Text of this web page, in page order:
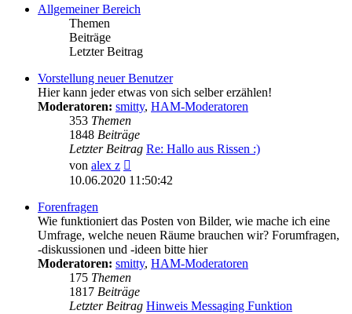
Allgemeiner Bereich
Themen
Beiträge
Letzter Beitrag
Vorstellung neuer Benutzer
Hier kann jeder etwas von sich selber erzählen!
Moderatoren: smitty, HAM-Moderatoren
353 Themen
1848 Beiträge
Letzter Beitrag Re: Hallo aus Rissen :)
von alex z
Beitrag
10.06.2020 11:50:42
Forenfragen
Wie funktioniert das Posten von Bilder, wie mache ich eine
Umfrage, welche neuen Räume brauchen wir? Forumfragen,
-diskussionen und -ideen bitte hier
Moderatoren: smitty, HAM-Moderatoren
175 Themen
1817 Beiträge
Letzter Beitrag Hinweis Messaging Funktion